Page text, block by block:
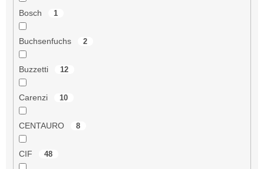
Bosch 1
Buchsenfuchs 2
Buzzetti 12
Carenzi 10
CENTAURO 8
CIF 48